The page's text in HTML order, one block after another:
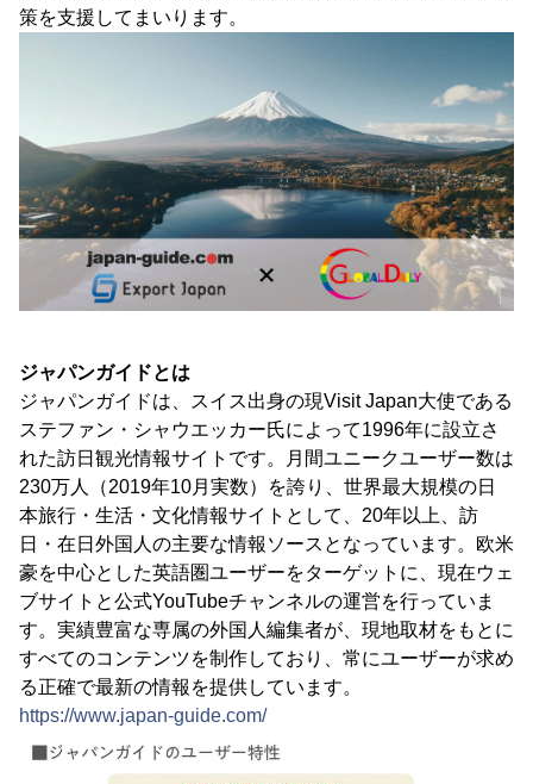
策を支援してまいります。
ジャパンガイドとは
ジャパンガイドは、スイス出身の現Visit Japan大使である
ステファン・シャウエッカー氏によって1996年に設立さ
れた訪日観光情報サイトです。月間ユニークユーザー数は
230万人（2019年10月実数）を誇り、世界最大規模の日
本旅行・生活・文化情報サイトとして、20年以上、訪
日・在日外国人の主要な情報ソースとなっています。欧米
豪を中心とした英語圏ユーザーをターゲットに、現在ウェ
ブサイトと公式YouTubeチャンネルの運営を行っていま
す。実績豊富な専属の外国人編集者が、現地取材をもとに
すべてのコンテンツを制作しており、常にユーザーが求め
る正確で最新の情報を提供しています。
https://www.japan-guide.com/